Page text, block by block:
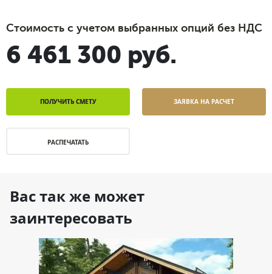
Стоимость с учетом выбранных опций без НДС
6 461 300 руб.
ПОЛУЧИТЬ СМЕТУ ЗАЯВКА НА РАСЧЕТ
РАСПЕЧАТАТЬ
Вас так же может
заинтересовать